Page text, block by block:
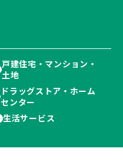
戸建住宅・マンション・
土地
ドラッグストア・ホーム
センター
生活サービス